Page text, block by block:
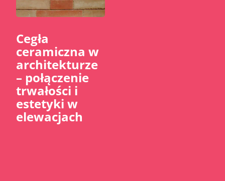
Cegła
ceramiczna w
architekturze
– połączenie
trwałości i
estetyki w
elewacjach